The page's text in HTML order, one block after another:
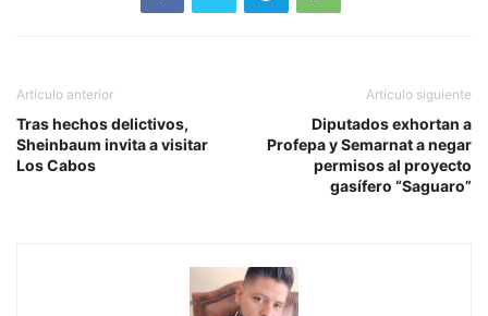
Artículo anterior
Tras hechos delictivos,
Sheinbaum invita a visitar
Los Cabos
Artículo siguiente
Diputados exhortan a
Profepa y Semarnat a negar
permisos al proyecto
gasífero “Saguaro”